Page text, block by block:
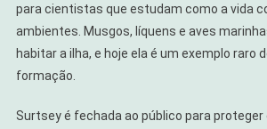
para cientistas que estudam como a vida
ambientes. Musgos, líquens e aves
habitar a ilha, e hoje ela é um exemplo raro
formação.
Surtsey é fechada ao público para